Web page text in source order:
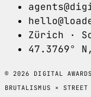
Zürich ·
47.3769°
© 2026 DIGITAL
BRUTALISMUS ×